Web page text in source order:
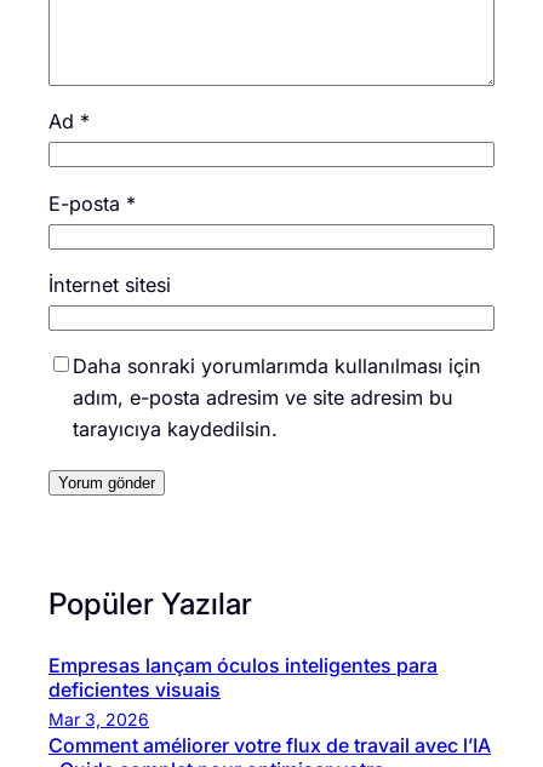
Ad *
E-posta *
İnternet sitesi
Daha sonraki yorumlarımda kullanılması için
adım, e-posta adresim ve site adresim bu
tarayıcıya kaydedilsin.
Popüler Yazılar
Empresas lançam óculos inteligentes para
deficientes visuais
Mar 3, 2026
Comment améliorer votre flux de travail avec l’IA